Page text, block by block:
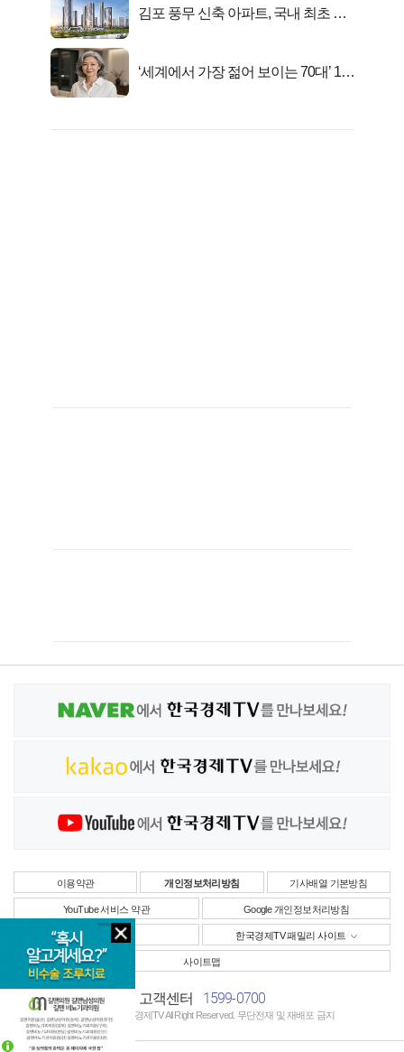
김포 풍무 신축 아파트, 국내 최초 반
‘세계에서 가장 젊어 보이는 70대’ 1위
이용약관 개인정보처리방침 기사배열 기본방침
YouTube 서비스 약관 Google 개인정보처리방침
사업자정보 한국경제TV 패밀리 사이트
사이트맵
고객센터 1599-0700
Copyright © 한국경제TV All Right Reserved. 무단전재 및 재배포 금지